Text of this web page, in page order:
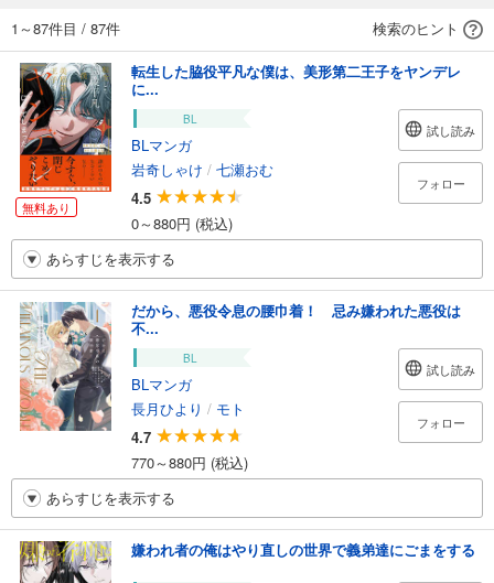
1～87件目 / 87件 検索のヒント
無料あり
転生した脇役平凡な僕は、美形第二王子をヤンデレ
に...
BL
BLマンガ
岩奇しゃけ / 七瀬おむ
4.5
0～880円 (税込)
試し読み
フォロー
あらすじを表示する
だから、悪役令息の腰巾着！ 忌み嫌われた悪役は
不...
BL
BLマンガ
長月ひより / モト
4.7
770～880円 (税込)
試し読み
フォロー
あらすじを表示する
嫌われ者の俺はやり直しの世界で義弟達にごまをする